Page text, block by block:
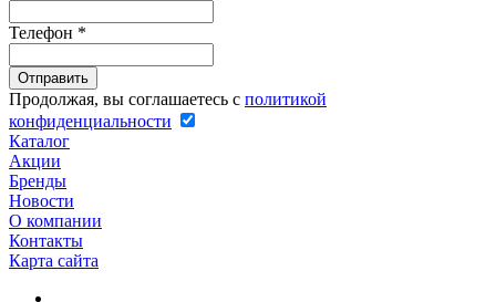
Телефон *
Продолжая, вы соглашаетесь с политикой
конфиденциальности
Каталог
Акции
Бренды
Новости
О компании
Контакты
Карта сайта